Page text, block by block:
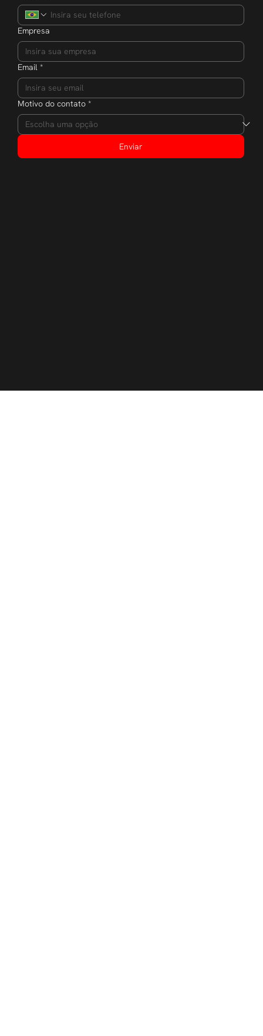
Empresa
Email *
Motivo do contato *
Enviar